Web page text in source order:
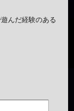
んだ経験のある